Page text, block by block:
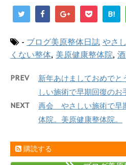
B!
- ブログ美原整体日誌 やさ
くない整体, 美原健康整体院,
PREV
新年あけましておめでと
しい施術で早期回復のお
NEXT
再会 やさしい施術で早
体院。美原健康整体院。
購読する